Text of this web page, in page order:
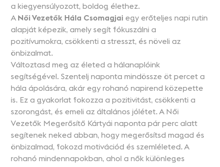
a kiegyensúlyozott, boldog élethez.
A Női Vezetők Hála Csomagjai egy erőteljes napi rutin
alapját képezik, amely segít fókuszálni a
pozitívumokra, csökkenti a stresszt, és növeli az
önbizalmat.
Változtasd meg az életed a hálanaplóink
segítségével. Szentelj naponta mindössze öt percet a
hála ápolására, akár egy rohanó napirend közepette
is. Ez a gyakorlat fokozza a pozitivitást, csökkenti a
szorongást, és emeli az általános jólétet. A Női
Vezetők Megerősítő Kártyái naponta pár perc alatt
segítenek neked abban, hogy megerősítsd magad és
önbizalmad, fokozd motivációd és szemléleted. A
rohanó mindennapokban, ahol a nők különleges